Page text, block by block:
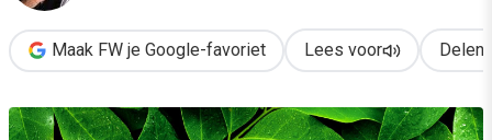
Maak FW je Google-favoriet Lees voor Delen